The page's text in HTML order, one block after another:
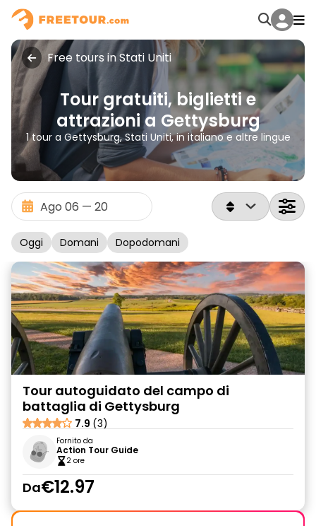
Free tours in Stati Uniti
Tour gratuiti, biglietti e
attrazioni a Gettysburg
1 tour a Gettysburg, Stati Uniti, in italiano e altre lingue
Oggi Domani Dopodomani
Tour autoguidato del campo di
battaglia di Gettysburg
7.9 (3)
Fornito da
Action Tour Guide
2 ore
Da€12.97